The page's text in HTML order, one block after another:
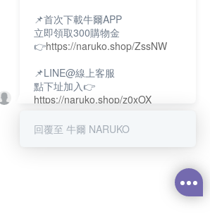
📌首次下載牛爾APP
立即領取300購物金
👉https://naruko.shop/ZssNW
📌LINE@線上客服
點下址加入👉
https://naruko.shop/z0xOX
📌電話客服：02-26581707
回覆至 牛爾 NARUKO